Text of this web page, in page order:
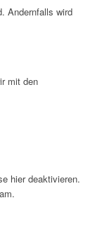
Andernfalls wird
mit den
hier deaktivieren.